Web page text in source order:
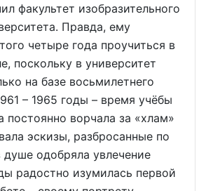
факультет изобразительного
Правда, ему
четыре года проучиться в
поскольку в университет
на базе восьмилетнего
– 1965 годы – время учёбы
постоянно ворчала за «хлам»
эскизы, разбросанные по
душе одобряла увлечение
радостно изумилась первой